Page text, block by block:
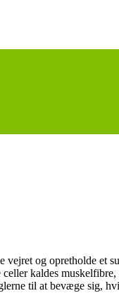
og opretholde et
kaldes
til at bevæge sig,